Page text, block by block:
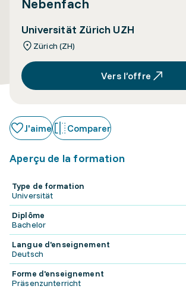
Nebenfach
Universität Zürich UZH
Zürich (ZH)
Vers l’offre
J'aime Comparer
Aperçu de la formation
Type de formation
Universität
Diplôme
Bachelor
Langue d'enseignement
Deutsch
Forme d'enseignement
Präsenzunterricht